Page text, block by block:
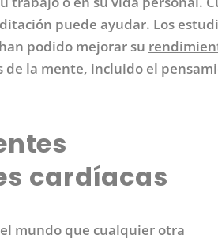
puede ayudar. Los
podido mejorar su
de la mente, incluido el
cardíacas
mundo que cualquier otra